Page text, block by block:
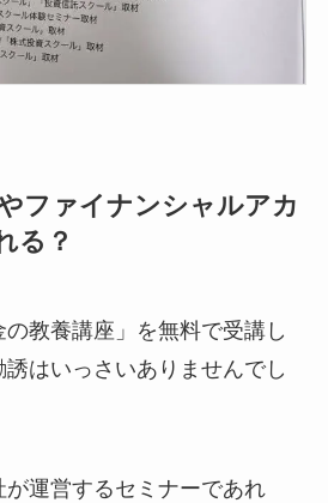
ファイナンシャルアカ
る？
教養講座」を無料で受講し
はいっさいありませんでし
運営するセミナーであれ